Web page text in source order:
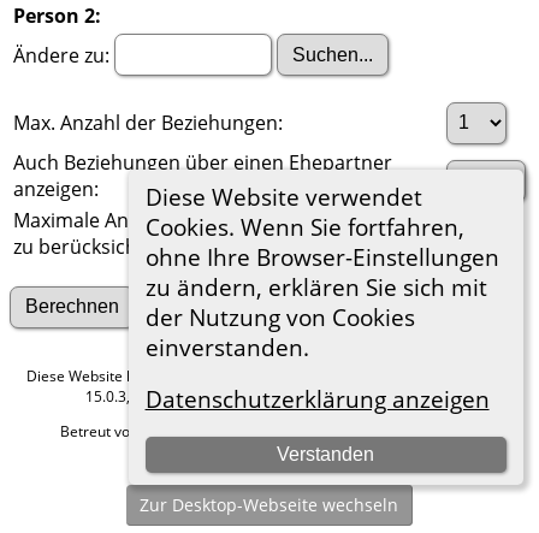
Diese Website verwendet
Cookies. Wenn Sie fortfahren,
ohne Ihre Browser-Einstellungen
zu ändern, erklären Sie sich mit
der Nutzung von Cookies
einverstanden.
Datenschutzerklärung anzeigen
Verstanden
Person 2:
Ändere zu:
Max. Anzahl der Beziehungen:
Auch Beziehungen über einen Ehepartner
anzeigen:
Maximale Anzahl der
zu berücksichtigenden Generationen:
Suche nach anderen Verbindungen
Diese Website läuft mit
15.0.3, programmiert von Darrin Lythgoe © 2001-2026.
Betreut von
Hier geht es zum Impressum
Zur Desktop-Webseite wechseln